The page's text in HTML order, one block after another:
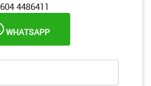
604 4486411
WHATSAPP